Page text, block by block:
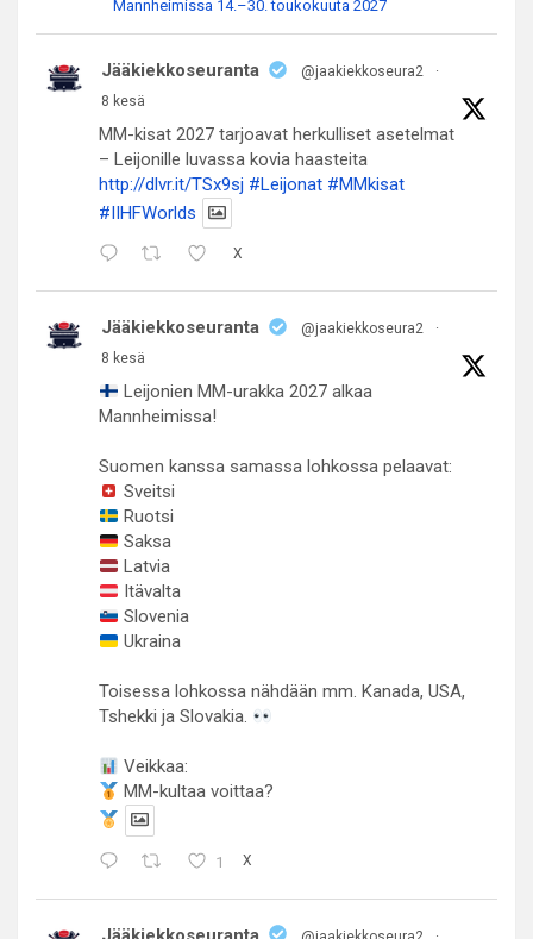
Mannheimissa 14.–30. toukokuuta 2027
Jääkiekkoseuranta @jaakiekkoseura2
·
8 kesä
MM-kisat 2027 tarjoavat herkulliset asetelmat
– Leijonille luvassa kovia haasteita
http://dlvr.it/TSx9sj #Leijonat #MMkisat
#IIHFWorlds
X
Jääkiekkoseuranta @jaakiekkoseura2
·
8 kesä
Leijonien MM-urakka 2027 alkaa
Mannheimissa!
Suomen kanssa samassa lohkossa pelaavat:
Sveitsi
Ruotsi
Saksa
Latvia
Itävalta
Slovenia
Ukraina
Toisessa lohkossa nähdään mm. Kanada, USA,
Tshekki ja Slovakia.
Veikkaa:
MM-kultaa voittaa?
1 X